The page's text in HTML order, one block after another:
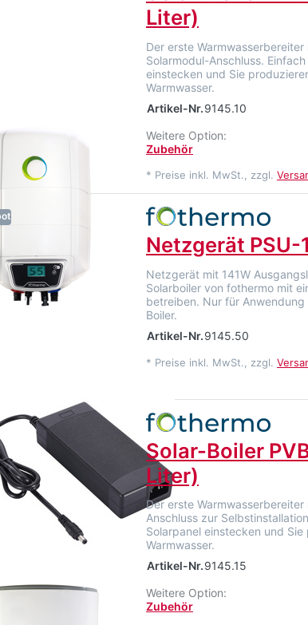
Liter)
Der erste
Solarmodul-Anschluss.
einstecken und Sie
Warmwasser.
Artikel-Nr.9145.10
Weitere Option:
Zubehör
* Preise inkl. MwSt., zzgl.
Netzgerät PSU-
Netzgerät mit 141W
Solarboiler von fothermo mit
betreiben. Nur für Anwendung
Boiler.
Artikel-Nr.9145.50
* Preise inkl. MwSt., zzgl.
Solar-Boiler
Liter)
Der erste
Anschluss zur
Solarpanel einstecken und
Warmwasser.
Artikel-Nr.9145.15
Weitere Option:
Zubehör